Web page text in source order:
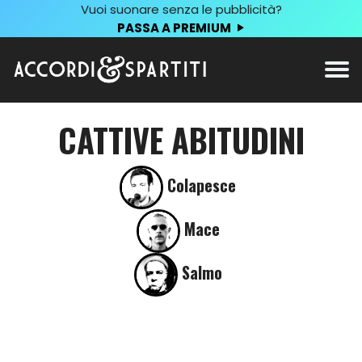
Vuoi suonare senza le pubblicità?
PASSA A PREMIUM
CATTIVE ABITUDINI
Colapesce
Mace
Salmo